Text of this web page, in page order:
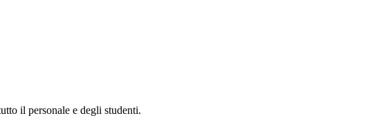
il personale e degli studenti.